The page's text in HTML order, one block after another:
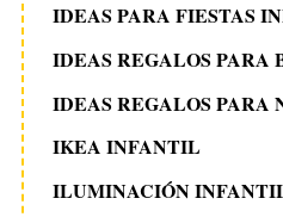
IDEAS PARA FIESTAS
IDEAS REGALOS PARA
IDEAS REGALOS PARA
IKEA INFANTIL
ILUMINACIÓN